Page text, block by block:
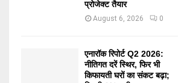
प्रोजेक्ट तैयार
August 6, 2026 0
एनारॉक रिपोर्ट Q2 2026:
नीतिगत दरें स्थिर, फिर भी
किफायती घरों का संकट बढ़ा;